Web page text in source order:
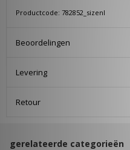
Productcode: 782852_sizenl
Beoordelingen
Levering
Retour
gerelateerde categorieën